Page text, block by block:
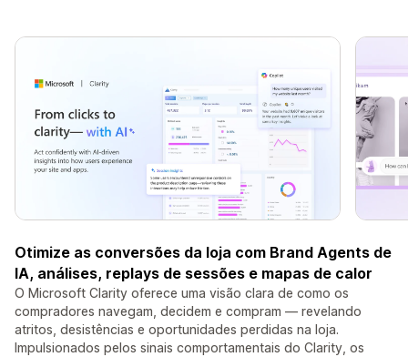
Otimize as conversões da loja com Brand Agents de
IA, análises, replays de sessões e mapas de calor
O Microsoft Clarity oferece uma visão clara de como os
compradores navegam, decidem e compram — revelando
atritos, desistências e oportunidades perdidas na loja.
Impulsionados pelos sinais comportamentais do Clarity, os